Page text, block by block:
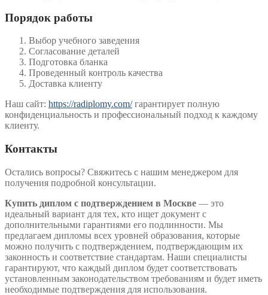
Порядок работы
Выбор учебного заведения
Согласование деталей
Подготовка бланка
Проведенный контроль качества
Доставка клиенту
Наш сайт: https://radiplomy.com/гарантирует полную
конфиденциальность и профессиональный подход к каждому
клиенту.
Контакты
Остались вопросы? Свяжитесь с нашим менеджером для
получения подробной консультации.
Купить диплом с подтверждением в Москве — это
идеальный вариант для тех, кто ищет документ с
дополнительными гарантиями его подлинности. Мы
предлагаем дипломы всех уровней образования, которые
можно получить с подтверждением, подтверждающим их
законность и соответствие стандартам. Наши специалисты
гарантируют, что каждый диплом будет соответствовать
установленным законодательством требованиям и будет иметь
необходимые подтверждения для использования.